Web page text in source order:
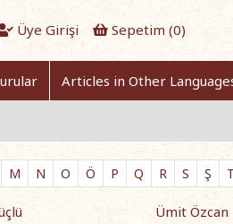
Üye Girişi Sepetim (0)
Articles in Other
M N O Ö P Q R S Ş T
Ümit Özcan